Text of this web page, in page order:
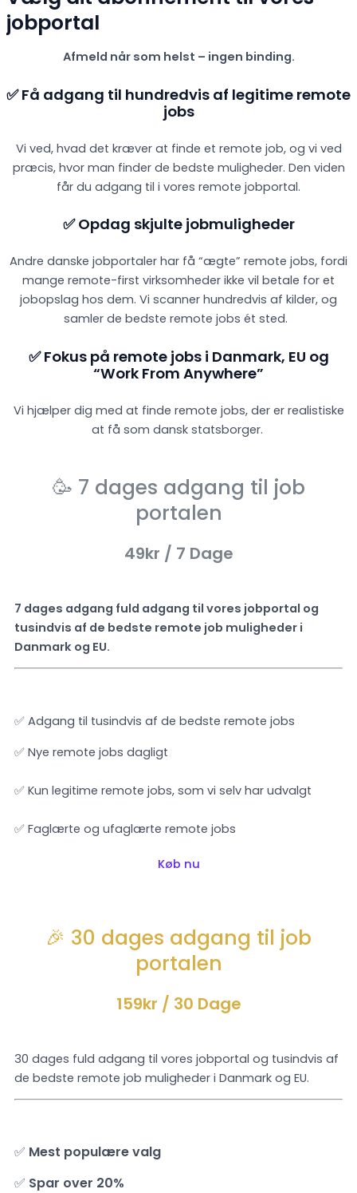
jobportal
Afmeld når som helst – ingen binding.
✅ Få adgang til hundredvis af legitime remote
jobs
Vi ved, hvad det kræver at finde et remote job, og vi ved
præcis, hvor man finder de bedste muligheder. Den viden
får du adgang til i vores remote jobportal.
✅ Opdag skjulte jobmuligheder
Andre danske jobportaler har få “ægte” remote jobs, fordi
mange remote-first virksomheder ikke vil betale for et
jobopslag hos dem. Vi scanner hundredvis af kilder, og
samler de bedste remote jobs ét sted.
✅ Fokus på remote jobs i Danmark, EU og
“Work From Anywhere”
Vi hjælper dig med at finde remote jobs, der er realistiske
at få som dansk statsborger.
🥳 7 dages adgang til job
portalen
49kr / 7 Dage
7 dages adgang fuld adgang til vores jobportal og
tusindvis af de bedste remote job muligheder i
Danmark og EU.
✅ Adgang til tusindvis af de bedste remote jobs
✅ Nye remote jobs dagligt
✅ Kun legitime remote jobs, som vi selv har udvalgt
✅ Faglærte og ufaglærte remote jobs
Køb nu
🎉 30 dages adgang til job
portalen
159kr / 30 Dage
30 dages fuld adgang til vores jobportal og tusindvis af
de bedste remote job muligheder i Danmark og EU.
✅ Mest populære valg
✅ Spar over 20%